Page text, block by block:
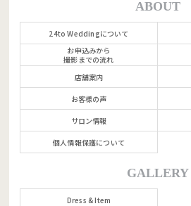
ABOUT
24to Weddingについて
お申込みから
撮影までの流れ
店舗案内
お客様の声
サロン情報
個人情報保護について
GALLERY
Dress & Item